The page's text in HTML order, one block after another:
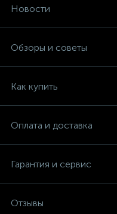
Новости
Обзоры и советы
Как купить
Оплата и доставка
Гарантия и сервис
Отзывы